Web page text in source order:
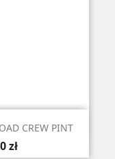
rapide
CREW PINT
zł